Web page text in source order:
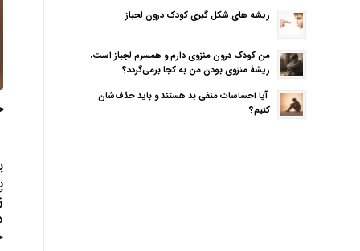
ریشه های شکل گیری کودک درون لجباز
من کودک درون منزوی دارم و همسرم لجباز است،
ریشهٔ منزوی بودن من به کجا برمی‌گردد؟
آیا احساسات منفی بد هستند و باید حذف‌شان
کنیم؟